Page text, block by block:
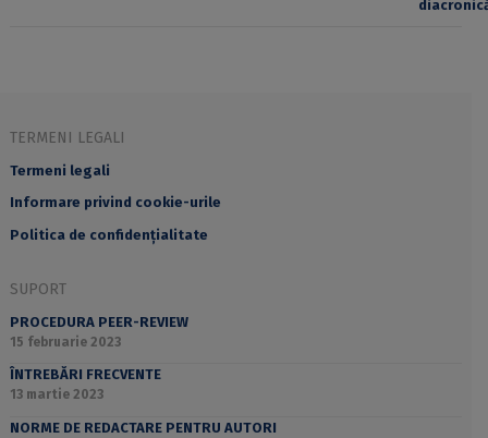
TERMENI LEGALI
Termeni legali
Informare privind cookie-urile
Politica de confidențialitate
SUPORT
PROCEDURA PEER-REVIEW
15 februarie 2023
ÎNTREBĂRI FRECVENTE
13 martie 2023
NORME DE REDACTARE PENTRU AUTORI